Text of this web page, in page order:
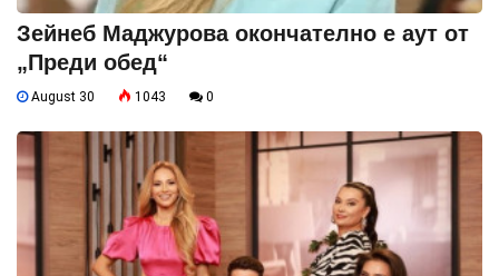
Зейнеб Маджурова окончателно е аут от
„Преди обед“
August 30 1043 0